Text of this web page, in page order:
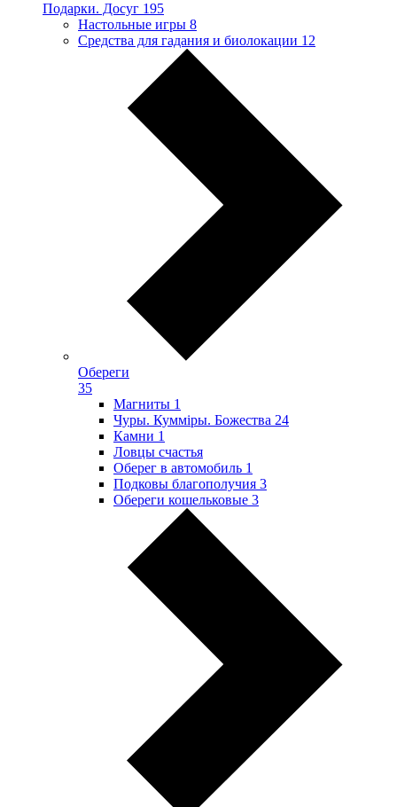
Подарки. Досуг 195
Настольные игры 8
Средства для гадания и биолокации 12
Обереги
35
Магниты 1
Чуры. Куммiры. Божества 24
Камни 1
Ловцы счастья
Оберег в автомобиль 1
Подковы благополучия 3
Обереги кошельковые 3